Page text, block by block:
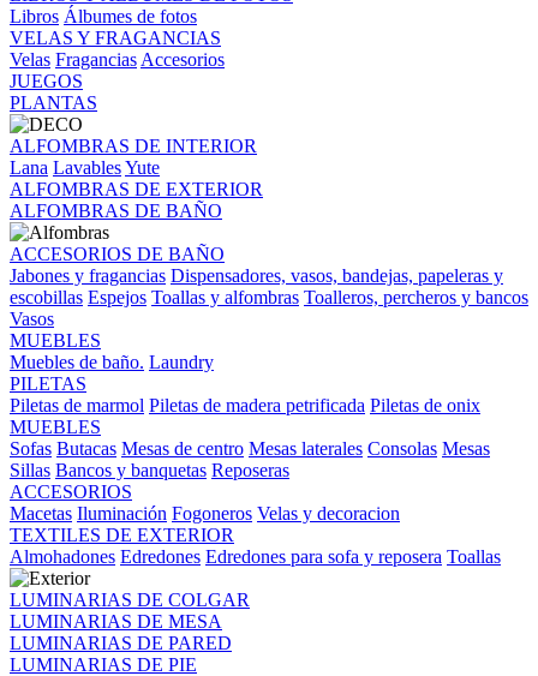
Libros Álbumes de fotos
VELAS Y FRAGANCIAS
Velas Fragancias Accesorios
JUEGOS
PLANTAS
ALFOMBRAS DE INTERIOR
Lana LavablesYute
ALFOMBRAS DE EXTERIOR
ALFOMBRAS DE BAÑO
ACCESORIOS DE BAÑO
Jabones y fragancias Dispensadores, vasos, bandejas, papeleras y
escobillas Espejos Toallas y alfombras Toalleros, percheros y bancos
Vasos
MUEBLES
Muebles de baño. Laundry
PILETAS
Piletas de marmol Piletas de madera petrificada Piletas de onix
MUEBLES
Sofas Butacas Mesas de centro Mesas laterales Consolas Mesas
Sillas Bancos y banquetas Reposeras
ACCESORIOS
Macetas Iluminación Fogoneros Velas y decoracion
TEXTILES DE EXTERIOR
Almohadones Edredones Edredones para sofa y reposera Toallas
LUMINARIAS DE COLGAR
LUMINARIAS DE MESA
LUMINARIAS DE PARED
LUMINARIAS DE PIE